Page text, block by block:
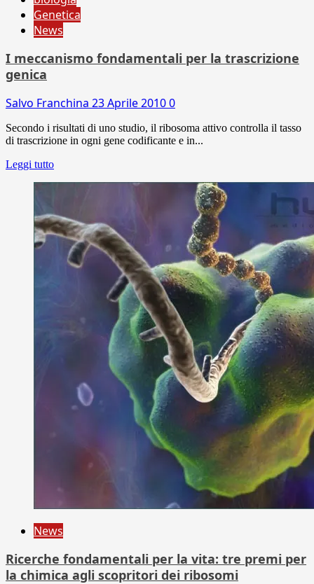
Genetica
News
I meccanismo fondamentali per la trascrizione
genica
Salvo Franchina 23 Aprile 20100
Secondo i risultati di uno studio, il ribosoma attivo controlla il tasso
di trascrizione in ogni gene codificante e in...
Leggi tutto
News
Ricerche fondamentali per la vita: tre premi per
la chimica agli scopritori dei ribosomi